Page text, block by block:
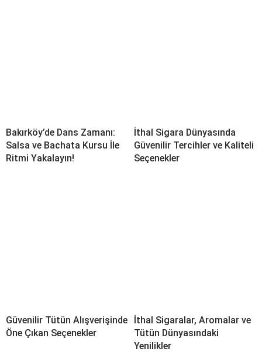
Bakırköy’de Dans Zamanı:
Salsa ve Bachata Kursu İle
Ritmi Yakalayın!
İthal Sigara Dünyasında
Güvenilir Tercihler ve Kaliteli
Seçenekler
Güvenilir Tütün Alışverişinde
Öne Çıkan Seçenekler
İthal Sigaralar, Aromalar ve
Tütün Dünyasındaki
Yenilikler